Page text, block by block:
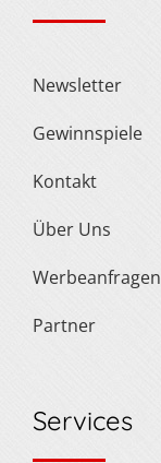
Newsletter
Gewinnspiele
Kontakt
Über Uns
Werbeanfragen
Partner
Services